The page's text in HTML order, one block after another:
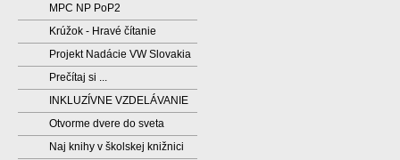
MPC NP PoP2
Krúžok - Hravé čítanie
Projekt Nadácie VW Slovakia
Prečítaj si ...
INKLUZÍVNE VZDELÁVANIE
Otvorme dvere do sveta
Naj knihy v školskej knižnici